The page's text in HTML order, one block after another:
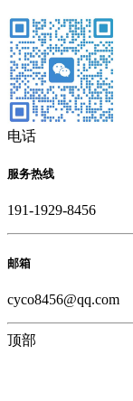
电话
服务热线
191-1929-8456
邮箱
cyco8456@qq.com
顶部